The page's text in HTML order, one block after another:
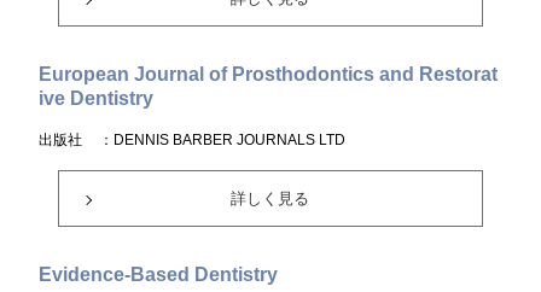
European Journal of Prosthodontics and Restorat
ive Dentistry
出版社 ：DENNIS BARBER JOURNALS LTD
詳しく見る
Evidence-Based Dentistry